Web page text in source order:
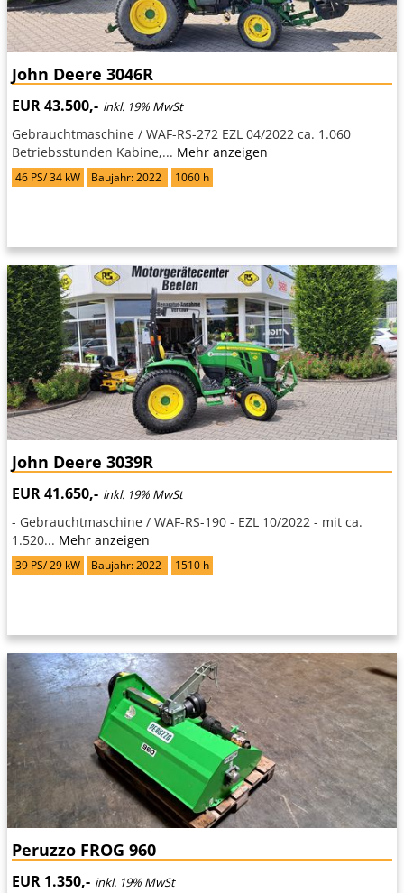
John Deere 3046R
EUR 43.500,- inkl. 19% MwSt
Gebrauchtmaschine / WAF-RS-272 EZL 04/2022 ca. 1.060
Betriebsstunden Kabine,... Mehr anzeigen
46 PS/ 34 kW Baujahr: 2022 1060 h
John Deere 3039R
EUR 41.650,- inkl. 19% MwSt
- Gebrauchtmaschine / WAF-RS-190 - EZL 10/2022 - mit ca.
1.520... Mehr anzeigen
39 PS/ 29 kW Baujahr: 2022 1510 h
Peruzzo FROG 960
EUR 1.350,- inkl. 19% MwSt